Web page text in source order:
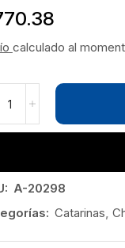
calculado al
A-20298
Catarinas,